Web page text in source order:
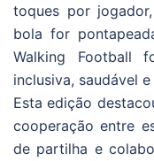
toques por
bola for
Walking Football
inclusiva, saudável
Esta edição
cooperação entre
de partilha e